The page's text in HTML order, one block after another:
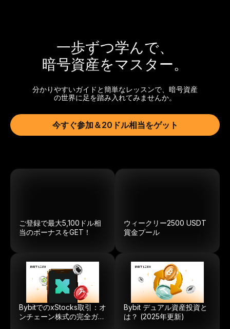
一歩ずつ学んで、
暗号資産をマスター。
分かりやすいガイドと簡単なレッスンで、暗号資産
の世界に足を踏み入れてみませんか。
今すぐ参加＆20ドル相当をゲット
ご登録で最大5,100ドル相
当のボーナスをGET！
ウィークリー2500 USDT
賞金プール
BybitでのxStocks取引：オ
ンチェーン株式の完全ガイ
Bybit デュアル資産投資と
は？ (2025年更新)